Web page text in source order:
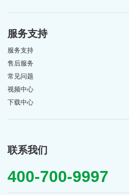
服务支持
服务支持
售后服务
常见问题
视频中心
下载中心
联系我们
400-700-9997